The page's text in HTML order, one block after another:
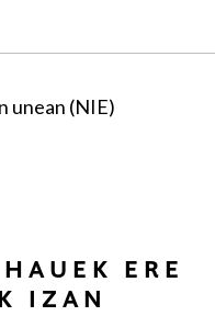
unean (NIE)
ERE
IZAN